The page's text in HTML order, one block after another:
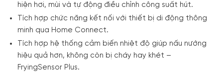
hiện hơi, mùi và tự động điều chỉnh công suất hút.
Tích hợp chức năng kết nối với thiết bị di động thông
minh qua Home Connect.
Tích hợp hệ thống cảm biến nhiệt độ giúp nấu nướng
hiệu quả hơn, không còn bị cháy hay khét –
FryingSensor Plus.